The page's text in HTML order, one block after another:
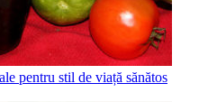
pentru stil de viață sănătos